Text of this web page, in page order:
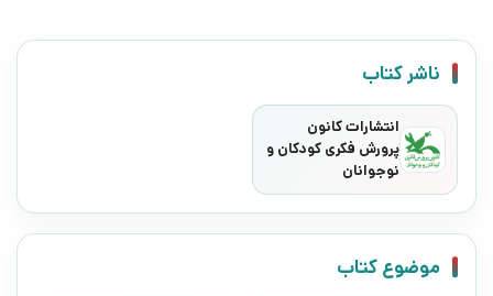
ناشر کتاب
انتشارات کانون
پرورش فکری کودکان و
نوجوانان
موضوع کتاب